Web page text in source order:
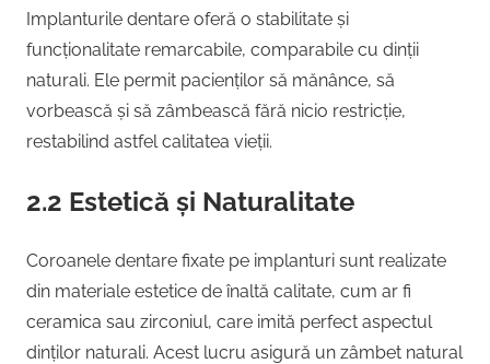
Implanturile dentare oferă o stabilitate și
funcționalitate remarcabile, comparabile cu dinții
naturali. Ele permit pacienților să mănânce, să
vorbească și să zâmbească fără nicio restricție,
restabilind astfel calitatea vieții.
2.2 Estetică și Naturalitate
Coroanele dentare fixate pe implanturi sunt realizate
din materiale estetice de înaltă calitate, cum ar fi
ceramica sau zirconiul, care imită perfect aspectul
dinților naturali. Acest lucru asigură un zâmbet natural